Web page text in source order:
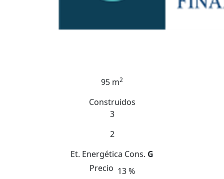
95 m2
Construidos
3
2
Et. Energética Cons. G
Precio 13 %